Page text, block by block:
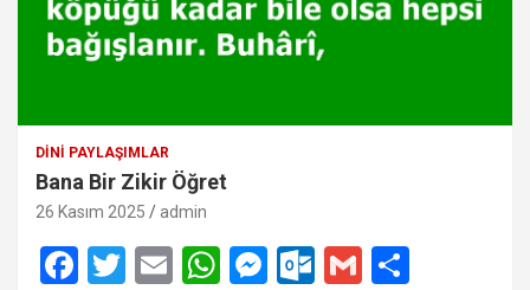
DINI PAYLAŞIMLAR
Bana Bir Zikir Öğret
26 Kasım 2025 admin
F
T
E
W
M
O
G